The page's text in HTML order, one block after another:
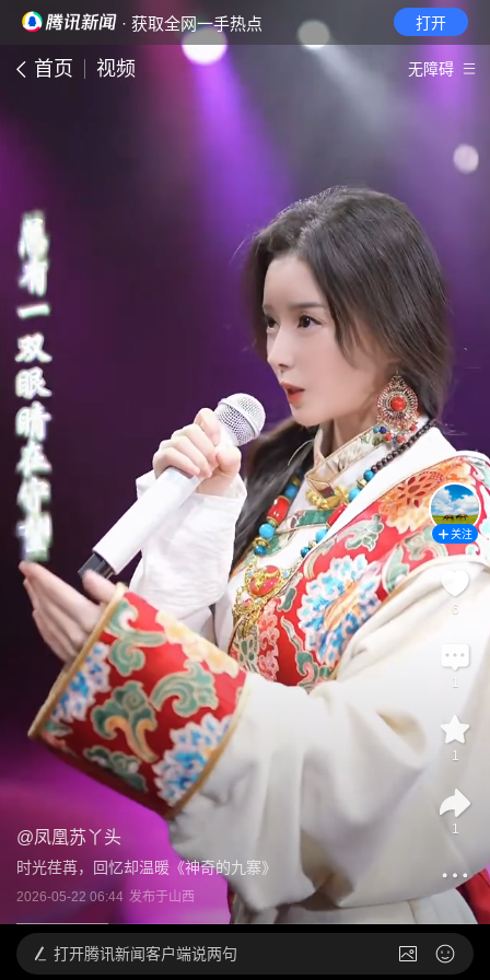
· 获取全网一手热点 打开
首页 视频 无障碍
@凤凰苏丫头
时光荏苒，回忆却温暖《神奇的九寨》
2026-05-22 06:44 发布于山西
关注
6
1
1
1
打开腾讯新闻客户端说两句